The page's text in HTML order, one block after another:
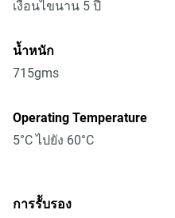
เงื่อนไขนาน 5 ปี
น้ำหนัก
715gms
Operating Temperature
5°C ไปยัง 60°C
การรัับรอง